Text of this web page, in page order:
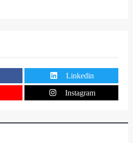
Linkedin
Instagram